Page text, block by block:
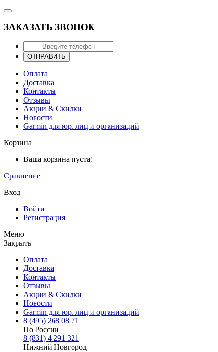
ЗАКАЗАТЬ ЗВОНОК
ОТПРАВИТЬ
Оплата
Доставка
Контакты
Отзывы
Акции & Скидки
Новости
Garmin для юр. лиц и организаций
Корзина
Ваша корзина пуста!
Сравнение
Вход
Войти
Регистрация
Меню
Закрыть
Оплата
Доставка
Контакты
Отзывы
Акции & Скидки
Новости
Garmin для юр. лиц и организаций
8 (495) 268 08 71
По России
8 (831) 4 291 321
Нижний Новгород